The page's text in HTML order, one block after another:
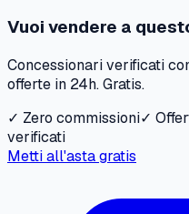
Vuoi vendere a
Concessionari verificati
offerte in 24h. Gratis.
✓ Zero commissioni✓
verificati
Metti all'asta gratis